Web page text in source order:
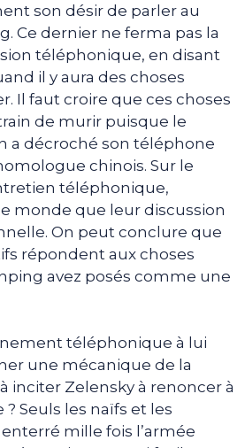
son désir de parler au
Ce dernier ne ferma pas la
téléphonique, en disant
il y aura des choses
Il faut croire que ces choses
de murir puisque le
a décroché son téléphone
chinois. Sur le
téléphonique,
monde que leur discussion
On peut conclure que
répondent aux choses
avez posés comme une
téléphonique à lui
une mécanique de la
inciter Zelensky à renoncer à
Seuls les naïfs et les
mille fois l’armée